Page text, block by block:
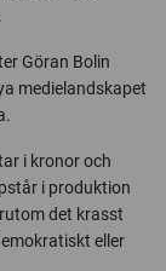
Göran Bolin
medielandskapet
i kronor och
i produktion
det krasst
eller